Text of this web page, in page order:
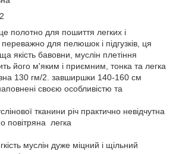
полотно для пошиття легких і
переважно для пелюшок і підгузків, ця
якість бавовни, муслін плетіння
його м'яким і приємним, тонка та легка
130 гм/2. завширшки 140-160 см
своєю особливістю та
тканини річ практично невідчутна
повітряна легка
муслін дуже міцний і щільний